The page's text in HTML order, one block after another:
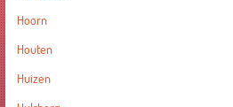
Hoorn
Houten
Huizen